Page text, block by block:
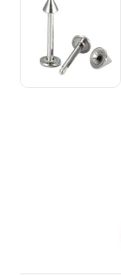
Цена
Количество